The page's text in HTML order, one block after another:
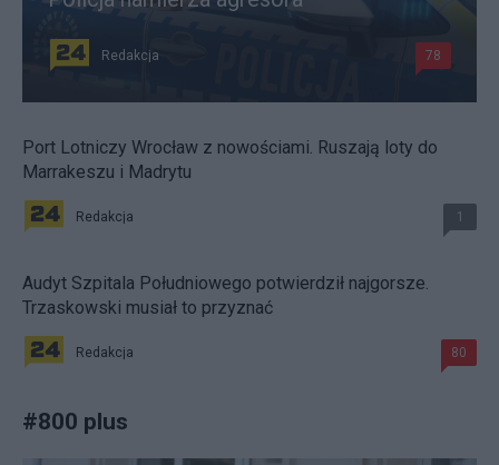
Redakcja 78
Port Lotniczy Wrocław z nowościami. Ruszają loty do
Marrakeszu i Madrytu
Redakcja 1
Audyt Szpitala Południowego potwierdził najgorsze.
Trzaskowski musiał to przyznać
Redakcja 80
#800 plus